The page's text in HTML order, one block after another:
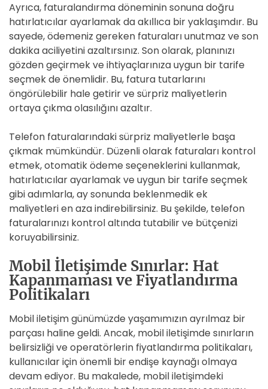
Ayrıca, faturalandırma döneminin sonuna doğru
hatırlatıcılar ayarlamak da akıllıca bir yaklaşımdır. Bu
sayede, ödemeniz gereken faturaları unutmaz ve son
dakika aciliyetini azaltırsınız. Son olarak, planınızı
gözden geçirmek ve ihtiyaçlarınıza uygun bir tarife
seçmek de önemlidir. Bu, fatura tutarlarını
öngörülebilir hale getirir ve sürpriz maliyetlerin
ortaya çıkma olasılığını azaltır.
Telefon faturalarındaki sürpriz maliyetlerle başa
çıkmak mümkündür. Düzenli olarak faturaları kontrol
etmek, otomatik ödeme seçeneklerini kullanmak,
hatırlatıcılar ayarlamak ve uygun bir tarife seçmek
gibi adımlarla, ay sonunda beklenmedik ek
maliyetleri en aza indirebilirsiniz. Bu şekilde, telefon
faturalarınızı kontrol altında tutabilir ve bütçenizi
koruyabilirsiniz.
Mobil İletişimde Sınırlar: Hat
Kapanmaması ve Fiyatlandırma
Politikaları
Mobil iletişim günümüzde yaşamımızın ayrılmaz bir
parçası haline geldi. Ancak, mobil iletişimde sınırların
belirsizliği ve operatörlerin fiyatlandırma politikaları,
kullanıcılar için önemli bir endişe kaynağı olmaya
devam ediyor. Bu makalede, mobil iletişimdeki